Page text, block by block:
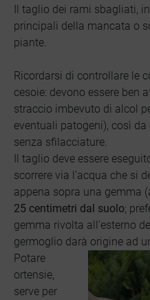
Il taglio dei rami sbagliati,
principali della mancata o
piante.
Ricordarsi di controllare le
cesoie: devono essere ben
straccio imbevuto di alcol
eventuali patogeni), così
senza sfilacciature.
Il taglio deve essere
scorrere via l’acqua che si
appena sopra una gemma
25 centimetri dal suolo;
gemma rivolta all’esterno
germoglio darà origine ad
Potare
ortensie,
serve per